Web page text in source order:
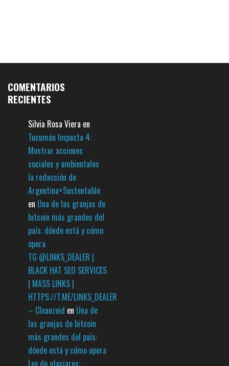
COMENTARIOS
RECIENTES
Silvia Rosa Viera en
Tucumán Impacta 4:
Mostrar acciones
sociales y ambientales
la redacción de
Argentina+Sustentable
en Una de las granjas de
bitcoin más grandes del
país: dónde está y cómo
opera
TG @LINKS_DEALER |
BLACK HAT SEO SERVICES
| MASS LINKS |
HTTPS://T.ME/LINKS_DEALER
– Cleanzoid en Una de
las granjas de bitcoin
más grandes del país:
dónde está y cómo opera
Ley de glaciares: